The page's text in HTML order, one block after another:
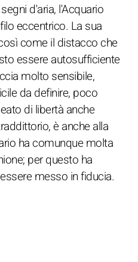
d'aria, l'Acquario
eccentrico. La sua
come il distacco che
essere autosufficiente
molto sensibile,
da definire, poco
di libertà anche
è anche alla
ha comunque molta
per questo ha
messo in fiducia.